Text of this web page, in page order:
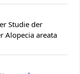
Studie der
Alopecia areata